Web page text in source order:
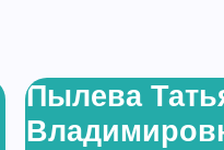
Пылева